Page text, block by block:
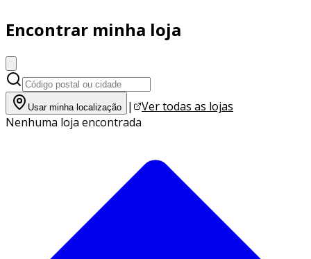
Encontrar minha loja
Usar minha localização |
Ver todas as lojas
Nenhuma loja encontrada